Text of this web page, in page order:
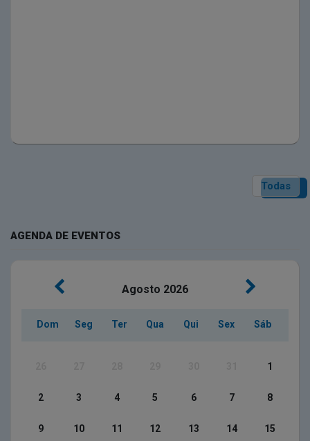
Todas
AGENDA DE EVENTOS
Agosto 2026
Dom Seg Ter Qua Qui Sex Sáb
1
2 3 4 5 6 7 8
9 10 11 12 13 14 15